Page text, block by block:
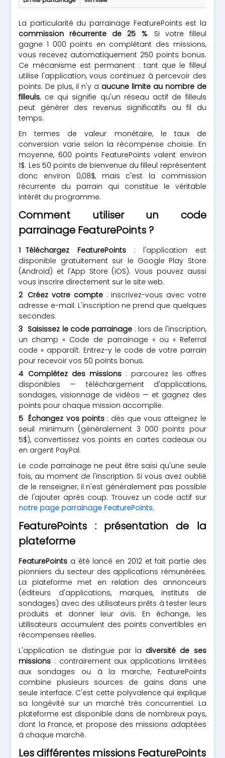
La particularité du parrainage FeaturePoints est la
commission récurrente de 25 %. Si votre filleul
gagne 1 000 points en complétant des missions,
vous recevez automatiquement 250 points bonus.
Ce mécanisme est permanent : tant que le filleul
utilise l'application, vous continuez à percevoir des
points. De plus, il n'y a aucune limite au nombre de
filleuls, ce qui signifie qu'un réseau actif de filleuls
peut générer des revenus significatifs au fil du
temps.
En termes de valeur monétaire, le taux de
conversion varie selon la récompense choisie. En
moyenne, 600 points FeaturePoints valent environ
1$. Les 50 points de bienvenue du filleul représentent
donc environ 0,08$, mais c'est la commission
récurrente du parrain qui constitue le véritable
intérêt du programme.
Comment utiliser un code
parrainage FeaturePoints ?
Téléchargez FeaturePoints: l'application est
disponible gratuitement sur le Google Play Store
(Android) et l'App Store (iOS). Vous pouvez aussi
vous inscrire directement sur le site web.
Créez votre compte: inscrivez-vous avec votre
adresse e-mail. L'inscription ne prend que quelques
secondes.
Saisissez le code parrainage : lors de l'inscription,
un champ « Code de parrainage » ou « Referral
code » apparaît. Entrez-y le code de votre parrain
pour recevoir vos 50 points bonus.
Complétez des missions : parcourez les offres
disponibles — téléchargement d'applications,
sondages, visionnage de vidéos — et gagnez des
points pour chaque mission accomplie.
Échangez vos points: dès que vous atteignez le
seuil minimum (généralement 3 000 points pour
5$), convertissez vos points en cartes cadeaux ou
en argent PayPal.
Le code parrainage ne peut être saisi qu'une seule
fois, au moment de l'inscription. Si vous avez oublié
de le renseigner, il n'est généralement pas possible
de l'ajouter après coup. Trouvez un code actif sur
notre page parrainage FeaturePoints.
FeaturePoints : présentation de la
plateforme
FeaturePoints a été lancé en 2012 et fait partie des
pionniers du secteur des applications rémunérées.
La plateforme met en relation des annonceurs
(éditeurs d'applications, marques, instituts de
sondages) avec des utilisateurs prêts à tester leurs
produits et donner leur avis. En échange, les
utilisateurs accumulent des points convertibles en
récompenses réelles.
L'application se distingue par la diversité de ses
missions : contrairement aux applications limitées
aux sondages ou à la marche, FeaturePoints
combine plusieurs sources de gains dans une
seule interface. C'est cette polyvalence qui explique
sa longévité sur un marché très concurrentiel. La
plateforme est disponible dans de nombreux pays,
dont la France, et propose des missions adaptées
à chaque marché.
Les différentes missions FeaturePoints